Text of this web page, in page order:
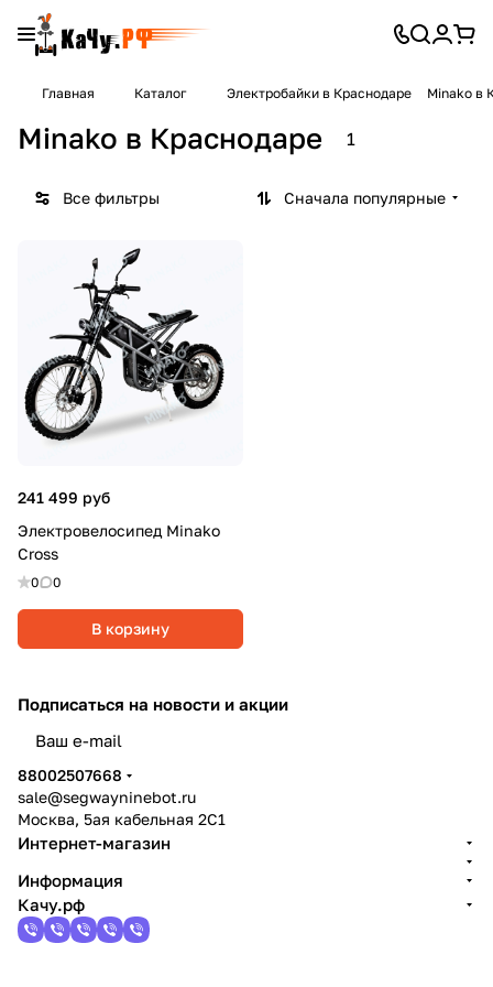
Главная Каталог Электробайки в Краснодаре Minako в
Minako в Краснодаре 1
Все фильтры Сначала популярные
241 499 руб
Электровелосипед Minako
Cross
0 0
В корзину
Подписаться на новости и акции
88002507668
sale@segwayninebot.ru
Москва, 5ая кабельная 2С1
Интернет-магазин
Информация
Качу.рф